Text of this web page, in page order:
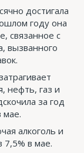
достигала
году она
связанное с
вызванного
нефть, газ и
за год
мае.
алкоголь и
7,5% в мае.